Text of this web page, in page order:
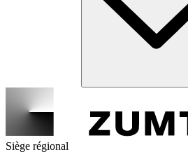
Siège régional